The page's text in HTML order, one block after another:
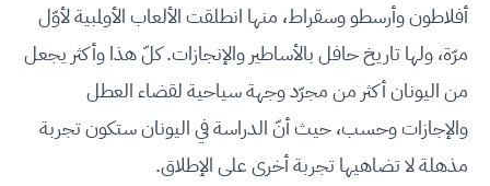
أفلاطون وأرسطو وسقراط، منها انطلقت الألعاب الأولمبية لأوّل
مرّة، ولها تاريخ حافل بالأساطير والإنجازات. كلّ هذا وأكثر يجعل
من اليونان أكثر من مجرّد وجهة سياحية لقضاء العطل
والإجازات وحسب، حيث أنّ الدراسة في اليونان ستكون تجربة
مذهلة لا تضاهيها تجربة أخرى على الإطلاق.